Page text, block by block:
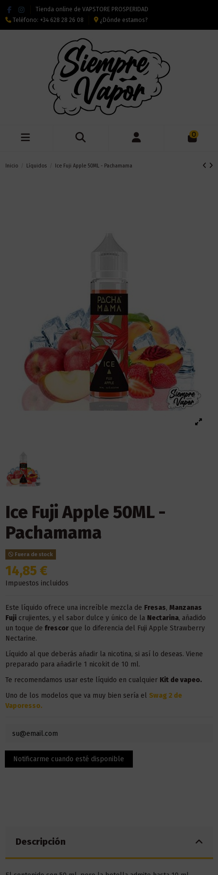
Tienda online de VAPSTORE PROSPERIDAD
Teléfono: +34 628 28 26 08 ¿Dónde estamos?
0
Inicio Líquidos Ice Fuji Apple 50ML - Pachamama
Ice Fuji Apple 50ML -
Pachamama
Fuera de stock
14,85 €
Impuestos incluidos
Este líquido ofrece una increíble mezcla de Fresas, Manzanas
Fujicrujientes, y el sabor dulce y único de la Nectarina, añadido
un toque de frescorque lo diferencia del Fuji Apple Strawberry
Nectarine.
Líquido al que deberás añadir la nicotina, si así lo deseas. Viene
preparado para añadirle 1 nicokit de 10 ml.
Te recomendamos usar este líquido en cualquier Kit de vapeo.
Uno de los modelos que va muy bien sería el Swag 2 de
Vaporesso.
Descripción